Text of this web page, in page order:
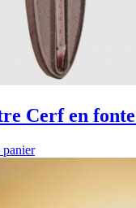
Cerf en